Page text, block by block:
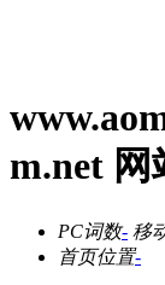
m.net 网
PC词数- 移
首页位置-